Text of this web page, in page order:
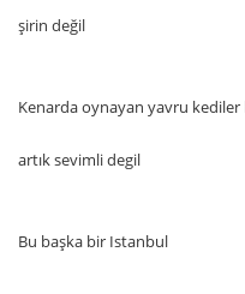
şirin değil
Kenarda oynayan yavru kediler
artık sevimli degil
Bu başka bir Istanbul